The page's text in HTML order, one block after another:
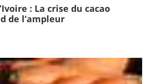
: La crise du cacao
de l’ampleur